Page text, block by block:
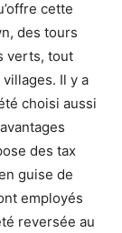
cette
des tours
verts, tout
Il y a
choisi aussi
des tax
guise de
employés
reversée au